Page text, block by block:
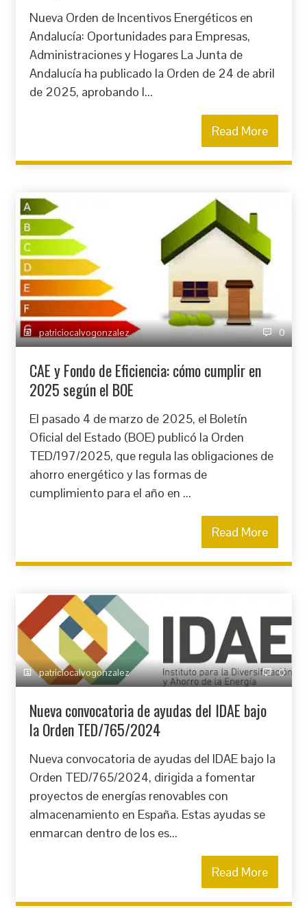
Nueva Orden de Incentivos Energéticos en
Andalucía: Oportunidades para Empresas,
Administraciones y Hogares La Junta de
Andalucía ha publicado la Orden de 24 de abril
de 2025, aprobando l...
Read More
patriciocalvogonzalez 0
CAE y Fondo de Eficiencia: cómo cumplir en
2025 según el BOE
El pasado 4 de marzo de 2025, el Boletín
Oficial del Estado (BOE) publicó la Orden
TED/197/2025, que regula las obligaciones de
ahorro energético y las formas de
cumplimiento para el año en ...
Read More
patriciocalvogonzalez 0
Nueva convocatoria de ayudas del IDAE bajo
la Orden TED/765/2024
Nueva convocatoria de ayudas del IDAE bajo la
Orden TED/765/2024, dirigida a fomentar
proyectos de energías renovables con
almacenamiento en España. Estas ayudas se
enmarcan dentro de los es...
Read More